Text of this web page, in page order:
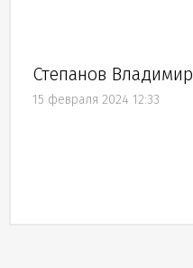
Степанов Владимир
15 февраля 2024 12:33